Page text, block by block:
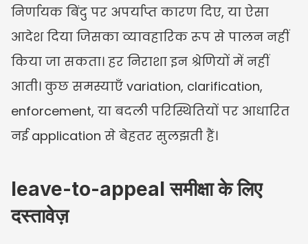
निर्णायक बिंदु पर अपर्याप्त कारण दिए, या ऐसा
आदेश दिया जिसका व्यावहारिक रूप से पालन नहीं
किया जा सकता। हर निराशा इन श्रेणियों में नहीं
आती। कुछ समस्याएँ variation, clarification,
enforcement, या बदली परिस्थितियों पर आधारित
नई application से बेहतर सुलझती हैं।
leave-to-appeal समीक्षा के लिए
दस्तावेज़